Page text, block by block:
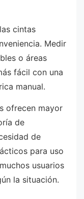
cintas
Medir
o áreas
fácil con una
manual.
ofrecen mayor
de
de
para uso
usuarios
la situación.